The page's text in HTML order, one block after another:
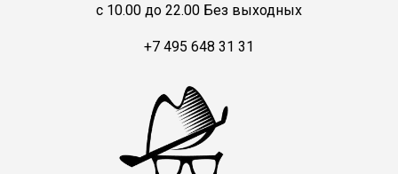
c 10.00 до 22.00 Без выходных
+7 495 648 31 31